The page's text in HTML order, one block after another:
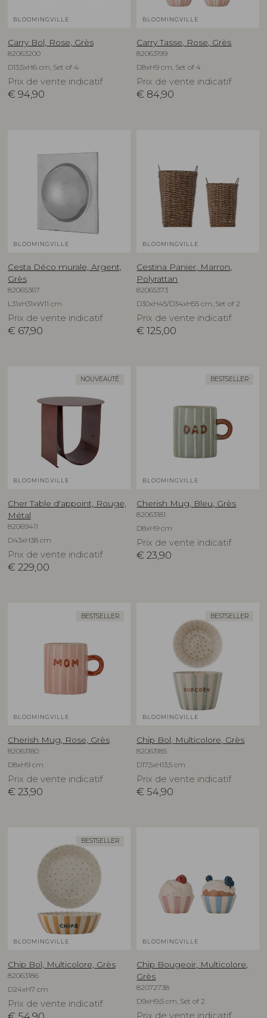
BLOOMINGVILLE
Carry Bol, Rose, Grès
82063200
D13,5xH6 cm, Set of 4
Prix de vente indicatif
€ 94,90
BLOOMINGVILLE
Carry Tasse, Rose, Grès
82063199
D8xH9 cm, Set of 4
Prix de vente indicatif
€ 84,90
BLOOMINGVILLE
Cesta Déco murale, Argent,
Grès
82065367
L31xH31xW11 cm
Prix de vente indicatif
€ 67,90
BLOOMINGVILLE
Cestina Panier, Marron,
Polyrattan
82065373
D30xH45/D34xH55 cm, Set of 2
Prix de vente indicatif
€ 125,00
NOUVEAUTÉ
BLOOMINGVILLE
Cher Table d'appoint, Rouge,
Métal
82069411
D43xH38 cm
Prix de vente indicatif
€ 229,00
BESTSELLER
BLOOMINGVILLE
Cherish Mug, Bleu, Grès
82063181
D8xH9 cm
Prix de vente indicatif
€ 23,90
BESTSELLER
BLOOMINGVILLE
Cherish Mug, Rose, Grès
82063180
D8xH9 cm
Prix de vente indicatif
€ 23,90
BESTSELLER
BLOOMINGVILLE
Chip Bol, Multicolore, Grès
82063185
D17,5xH13,5 cm
Prix de vente indicatif
€ 54,90
BESTSELLER
BLOOMINGVILLE
Chip Bol, Multicolore, Grès
82063186
D24xH7 cm
Prix de vente indicatif
BLOOMINGVILLE
Chip Bougeoir, Multicolore,
Grès
82072738
D9xH9,5 cm, Set of 2
Prix de vente indicatif